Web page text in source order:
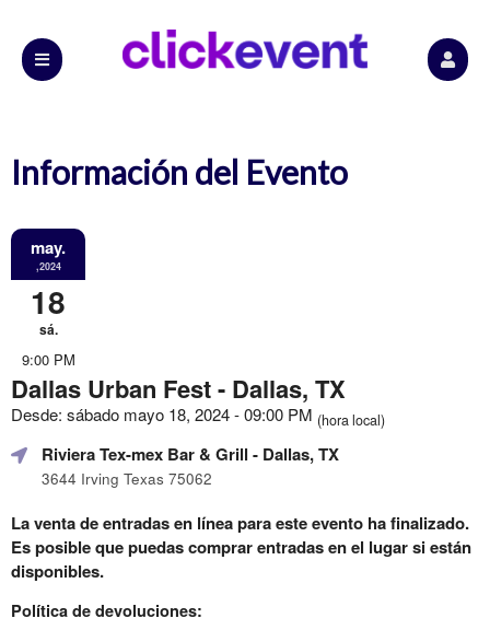
Información del Evento
may.
,2024
18
sá.
9:00 PM
Dallas Urban Fest - Dallas, TX
Desde: sábado mayo 18, 2024 - 09:00 PM (hora local)
Riviera Tex-mex Bar & Grill - Dallas, TX
3644 Irving Texas 75062
La venta de entradas en línea para este evento ha finalizado.
Es posible que puedas comprar entradas en el lugar si están
disponibles.
Política de devoluciones: